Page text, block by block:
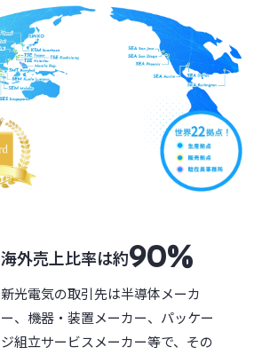
海外売上比率は約90%
新光電気の取引先は半導体メーカ
ー、機器・装置メーカー、パッケー
ジ組立サービスメーカー等で、その